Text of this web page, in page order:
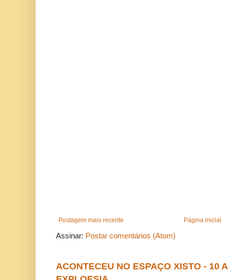
Postagem mais recente Página inicial
Assinar: Postar comentários (Atom)
ACONTECEU NO ESPAÇO XISTO - 10